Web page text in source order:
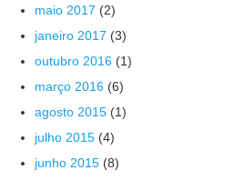
maio 2017 (2)
janeiro 2017 (3)
outubro 2016 (1)
março 2016 (6)
agosto 2015 (1)
julho 2015 (4)
junho 2015 (8)